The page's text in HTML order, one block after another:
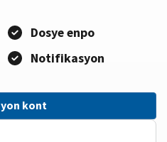
Dosye enpo
Notifikasyon
kont